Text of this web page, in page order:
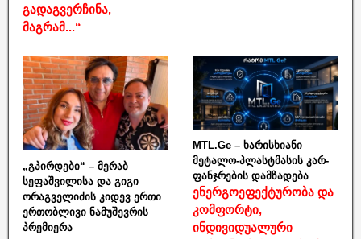
გადაგვერჩინა,
მაგრამ...“
„გპირდები“ – მერაბ
სეფაშვილისა და გიგი
ორაგველიძის კიდევ ერთი
ერთობლივი ნამუშევრის
პრემიერა
MTL.Ge – ხარისხიანი
მეტალო-პლასტმასის კარ-
ფანჯრების დამზადება
ენერგოეფექტურობა და
კომფორტი,
ინდივიდუალური